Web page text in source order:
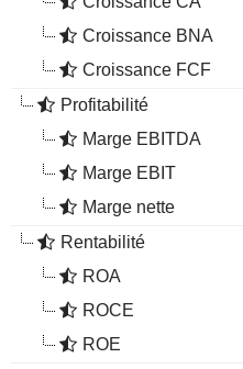
Croissance BNA
Croissance FCF
Profitabilité
Marge EBITDA
Marge EBIT
Marge nette
Rentabilité
ROA
ROCE
ROE